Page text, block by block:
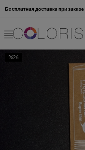
Бecплaтнaя доcтaвкa при
%26